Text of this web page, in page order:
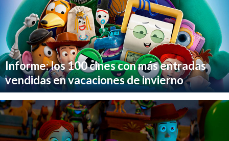
Informe: los 100 cines con más entradas
vendidas en vacaciones de invierno